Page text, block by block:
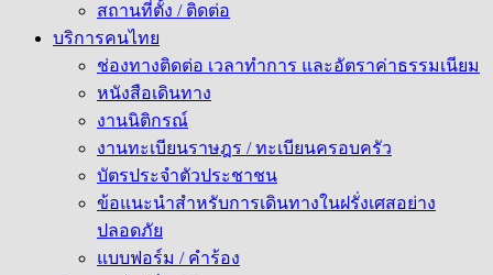
สถานที่ตั้ง / ติดต่อ
บริการคนไทย
ช่องทางติดต่อ เวลาทำการ และอัตราค่าธรรมเนียม
หนังสือเดินทาง
งานนิติกรณ์
งานทะเบียนราษฎร / ทะเบียนครอบครัว
บัตรประจำตัวประชาชน
ข้อแนะนำสำหรับการเดินทางในฝรั่งเศสอย่าง
ปลอดภัย
แบบฟอร์ม / คำร้อง